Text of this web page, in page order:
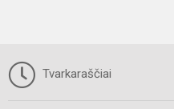
Tvarkaraščiai